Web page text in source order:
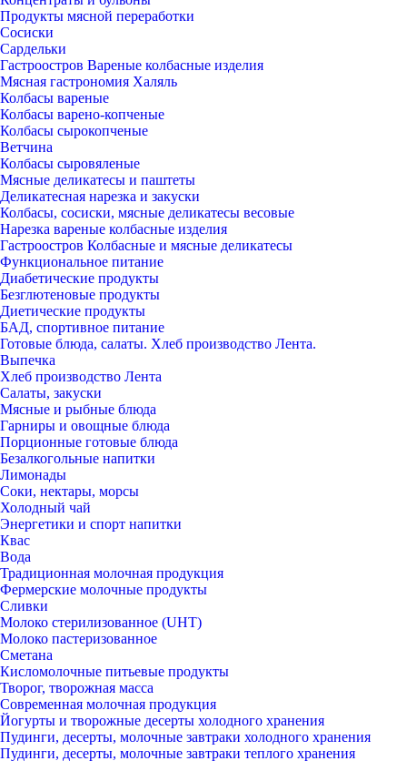
Продукты мясной переработки
Сосиски
Сардельки
Гастроостров Вареные колбасные изделия
Мясная гастрономия Халяль
Колбасы вареные
Колбасы варено-копченые
Колбасы сырокопченые
Ветчина
Колбасы сыровяленые
Мясные деликатесы и паштеты
Деликатесная нарезка и закуски
Колбасы, сосиски, мясные деликатесы весовые
Нарезка вареные колбасные изделия
Гастроостров Колбасные и мясные деликатесы
Функциональное питание
Диабетические продукты
Безглютеновые продукты
Диетические продукты
БАД, спортивное питание
Готовые блюда, салаты. Хлеб производство Лента.
Выпечка
Хлеб производство Лента
Салаты, закуски
Мясные и рыбные блюда
Гарниры и овощные блюда
Порционные готовые блюда
Безалкогольные напитки
Лимонады
Соки, нектары, морсы
Холодный чай
Энергетики и спорт напитки
Квас
Вода
Традиционная молочная продукция
Фермерские молочные продукты
Сливки
Молоко стерилизованное (UHT)
Молоко пастеризованное
Сметана
Кисломолочные питьевые продукты
Творог, творожная масса
Современная молочная продукция
Йогурты и творожные десерты холодного хранения
Пудинги, десерты, молочные завтраки холодного хранения
Пудинги, десерты, молочные завтраки теплого хранения